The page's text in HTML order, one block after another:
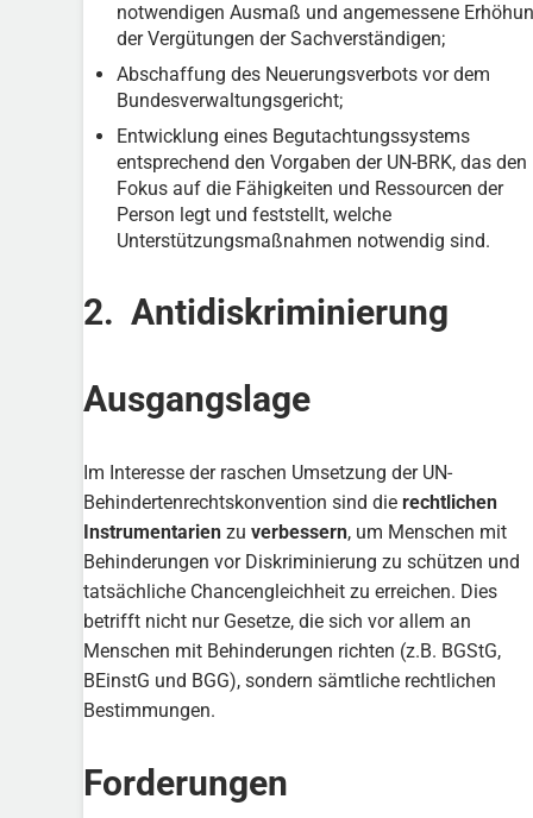
notwendigen Ausmaß und angemessene
der Vergütungen der Sachverständigen;
Abschaffung des Neuerungsverbots vor dem
Bundesverwaltungsgericht;
Entwicklung eines Begutachtungssystems
entsprechend den Vorgaben der UN-BRK, das den
Fokus auf die Fähigkeiten und Ressourcen der
Person legt und feststellt, welche
Unterstützungsmaßnahmen notwendig sind.
2. Antidiskriminierung
Ausgangslage
Im Interesse der raschen Umsetzung der UN-
Behindertenrechtskonvention sind die rechtlichen
Instrumentarienzu verbessern, um Menschen mit
Behinderungen vor Diskriminierung zu schützen und
tatsächliche Chancengleichheit zu erreichen. Dies
betrifft nicht nur Gesetze, die sich vor allem an
Menschen mit Behinderungen richten (z.B. BGStG,
BEinstG und BGG), sondern sämtliche rechtlichen
Bestimmungen.
Forderungen